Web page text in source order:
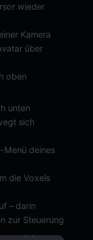
wieder
Kamera
über
oben
unten
sich
Menü deines
die Voxels
– darin
zur Steuerung